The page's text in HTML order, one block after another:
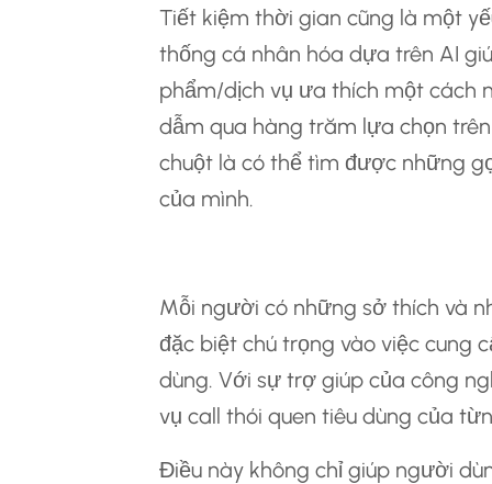
Tiết kiệm thời gian cũng là một
thống cá nhân hóa dựa trên AI
phẩm/dịch vụ ưa thích một cách
dẫm qua hàng trăm lựa chọn
chuột là có thể tìm được những
của mình.
Mỗi người có những sở thích và
đặc biệt chú trọng vào việc cung
dùng. Với sự trợ giúp của công
vụ call thói quen tiêu dùng của
Điều này không chỉ giúp người